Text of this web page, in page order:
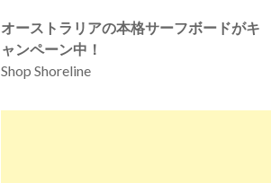
オーストラリアの本格サーフボードがキ
ャンペーン中！
Shop Shoreline